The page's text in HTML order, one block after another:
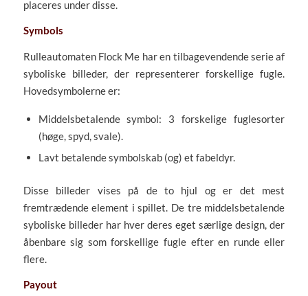
placeres under disse.
Symbols
Rulleautomaten Flock Me har en tilbagevendende serie af
syboliske billeder, der representerer forskellige fugle.
Hovedsymbolerne er:
Middelsbetalende symbol: 3 forskelige fuglesorter
(høge, spyd, svale).
Lavt betalende symbolskab (og) et fabeldyr.
Disse billeder vises på de to hjul og er det mest
fremtrædende element i spillet. De tre middelsbetalende
syboliske billeder har hver deres eget særlige design, der
åbenbare sig som forskellige fugle efter en runde eller
flere.
Payout